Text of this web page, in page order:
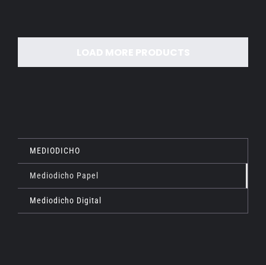
MEDIODICHO
Mediodicho Papel
Mediodicho Digital